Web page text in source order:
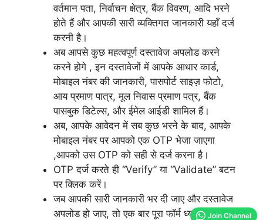
वर्तमान पता, निर्वाचन क्षेत्र, बैंक विवरण, आदि भरने
होते हैं और आपकी सारी व्यक्तिगत जानकारी यहाँ दर्ज
करनी है।
अब आपसे कुछ महत्वपूर्ण दस्तावेज अपलोड करने
करने होगे , इन दस्तावेजों में आपके आधार कार्ड,
मोबाइल नंबर की जानकारी, पासपोर्ट साइज़ फोटो,
आय प्रमाण पात्र, मूल निवास प्रमाण पत्र, बैंक
पासबुक डिटेल्स, और ईमेल आईडी शामिल हैं।
अब, आपके आवेदन में सब कुछ भरने के बाद, आपके
मोबाइल नंबर पर आपको एक OTP भेजा जाएगा
,आपको उस OTP को सही से दर्ज करना है।
OTP दर्ज करते ही “Verify” या “Validate” बटन
पर क्लिक करें।
जब आपकी सारी जानकारी भर दी जाए और दस्तावेज
अपलोड हो जाए, तो एक बार पूरा फॉर्म ध्यान से पढ़ लें
Join Channel